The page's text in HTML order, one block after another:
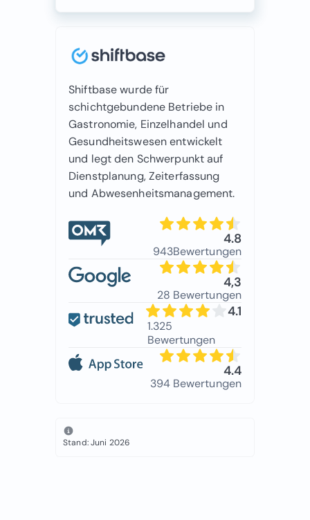
Shiftbase wurde für
schichtgebundene Betriebe in
Gastronomie, Einzelhandel und
Gesundheitswesen entwickelt
und legt den Schwerpunkt auf
Dienstplanung, Zeiterfassung
und Abwesenheitsmanagement.
4.8
943Bewertungen
4,3
28 Bewertungen
4.1
1.325
Bewertungen
4.4
394 Bewertungen
Stand: Juni 2026